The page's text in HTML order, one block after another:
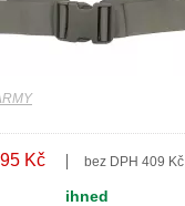
Kč bez DPH 409 Kč
ihned